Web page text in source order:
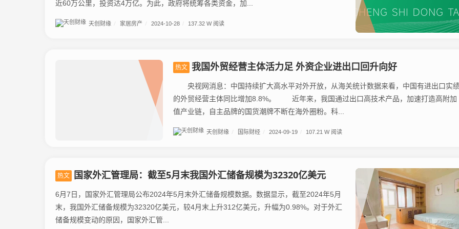
近60万公里，投资达4万亿。为此，政府将统筹各类资金，加...
天创财缘 家居房产 2024-10-28 137.32 W 阅读
热文 我国外贸经营主体活力足 外资企业进出口回升向好
央视网消息：中国持续扩大高水平对外开放，从海关统计数据来看，中国有进出口实
的外贸经营主体同比增加8.8%。 近年来，我国通过出口高技术产品，加速打造高附加
值产业链，自主品牌的国货潮牌不断在海外圈粉。科...
天创财缘 国际财经 2024-09-19 107.21 W 阅读
热文 国家外汇管理局：截至5月末我国外汇储备规模为32320亿美元
6月7日，国家外汇管理局公布2024年5月末外汇储备规模数据。数据显示，截至2024年5月
末，我国外汇储备规模为32320亿美元，较4月末上升312亿美元，升幅为0.98%。对于外汇
储备规模变动的原因，国家外汇管...